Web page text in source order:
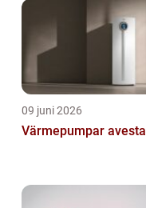
09 juni 2026
Värmepumpar avesta